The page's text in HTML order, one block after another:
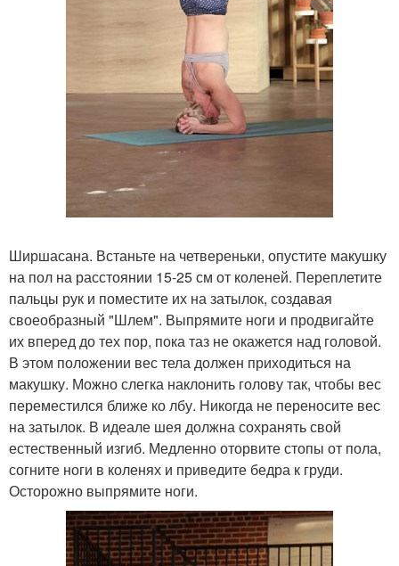
Ширшасана. Встаньте на четвереньки, опустите макушку
на пол на расстоянии 15-25 см от коленей. Переплетите
пальцы рук и поместите их на затылок, создавая
своеобразный "Шлем". Выпрямите ноги и продвигайте
их вперед до тех пор, пока таз не окажется над головой.
В этом положении вес тела должен приходиться на
макушку. Можно слегка наклонить голову так, чтобы вес
переместился ближе ко лбу. Никогда не переносите вес
на затылок. В идеале шея должна сохранять свой
естественный изгиб. Медленно оторвите стопы от пола,
согните ноги в коленях и приведите бедра к груди.
Осторожно выпрямите ноги.